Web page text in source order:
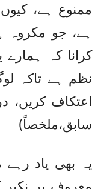
ممنوع ہے،
ہے، جو مکروہ
کرانا کہ
نظم ہے تاکہ
اعتکاف کریں،
سابق،ملخصاً)
یہ بھی یاد رہے